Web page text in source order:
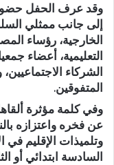
وقد عرف الحفل حضور
إلى جانب ممثلي
الخارجية، رؤساء
التعليمية، أعضاء
الشركاء
المتفوقين.
وفي كلمة مؤثرة
عن فخره واعتزازه
وتلميذات الإقليم في
السادسة ابتدائي أو